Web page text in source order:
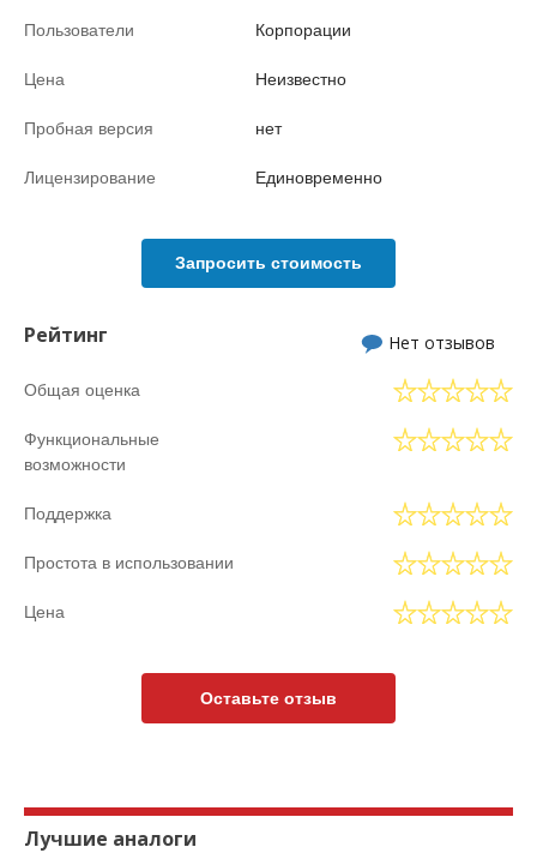
Пользователи Корпорации
Цена Неизвестно
Пробная версия нет
Лицензирование Единовременно
Запросить стоимость
Рейтинг Нет отзывов
Общая оценка
Функциональные
возможности
Поддержка
Простота в использовании
Цена
Оставьте отзыв
Лучшие аналоги